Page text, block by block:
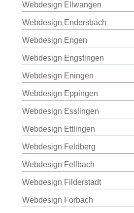
Webdesign Ellwangen
Webdesign Endersbach
Webdesign Engen
Webdesign Engstingen
Webdesign Eningen
Webdesign Eppingen
Webdesign Esslingen
Webdesign Ettlingen
Webdesign Feldberg
Webdesign Fellbach
Webdesign Filderstadt
Webdesign Forbach